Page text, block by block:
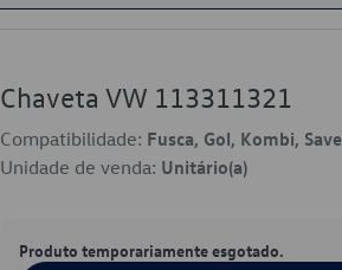
Chaveta VW 113311321
Compatibilidade: Fusca, Gol, Kombi,
Unidade de venda: Unitário(a)
Produto temporariamente esgotado.